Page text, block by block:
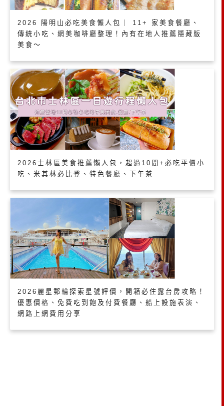
2026 陽明山必吃美食懶人包｜ 11+ 家美食餐廳、
傳統小吃、網美咖啡廳整理！內有在地人推薦隱藏版
美食～
2026士林區美食推薦懶人包，超過10間+必吃平價小
吃、米其林必比登、特色餐廳、下午茶
2026麗星郵輪探索星號評價，開箱必住露台房攻略！
優惠價格、免費吃到飽及付費餐廳、船上設施表演、
網路上網費用分享